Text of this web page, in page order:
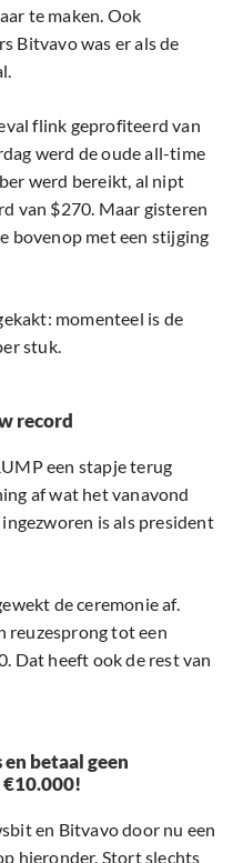
te maken. Ook
Bitvavo was er als de
flink geprofiteerd van
werd de oude all-time
werd bereikt, al nipt
van $270. Maar gisteren
bovenop met een stijging
momenteel is de
stuk.
record
een stapje terug
af wat het vanavond
is als president
de ceremonie af.
reuzesprong tot een
Dat heeft ook de rest van
betaal geen
€10.000!
en Bitvavo door nu een
hieronder. Stort slechts